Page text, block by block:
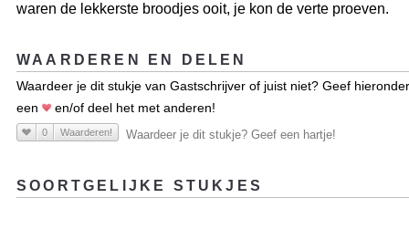
waren de lekkerste broodjes ooit, je kon de verte proeven.
WAARDEREN EN DELEN
Waardeer je dit stukje van Gastschrijver of juist niet? Geef hieronder
een
en/of deel het met anderen!
0 Waarderen! Waardeer je dit stukje? Geef een hartje!
SOORTGELIJKE STUKJES